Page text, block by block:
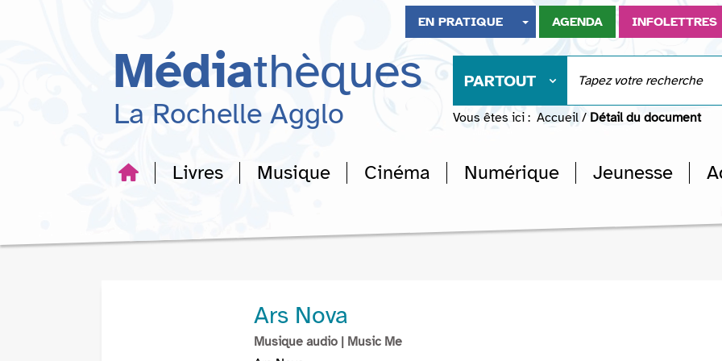
recherche
EN PRATIQUE AGENDA INFOLETTRES
Médiathèques
La Rochelle Agglo
PARTOUT
Vous êtes ici : Accueil / Détail du document
Livres Musique Cinéma Numérique Jeunesse
Ars Nova
Musique audio | Music Me